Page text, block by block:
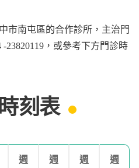
市南屯區的合作診所，主治門
23820119，或參考下方門診時
刻表
週
週
週
週